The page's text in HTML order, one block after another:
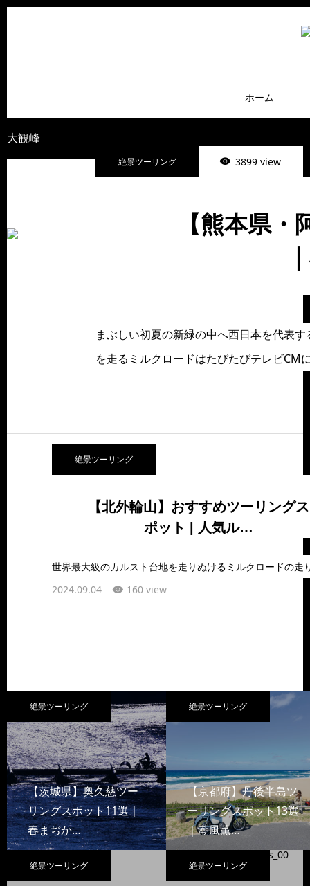
ホーム
大観峰
絶景ツーリング
3899 view
【熊本県
まぶしい初夏の新緑の中へ西日本を代表
を走るミルクロードはたびたびテレビ
絶景ツーリング
【北外輪山】おすすめツーリングス
ポット | 人気ル…
2024.09.04 160 view
絶景ツーリング
【茨城県】奥久慈ツー
リングスポット11選｜
春まぢか…
絶景ツーリング
【京都府】丹後半島ツ
ーリングスポット13選
｜潮風薫…
絶景ツーリング 絶景ツーリング